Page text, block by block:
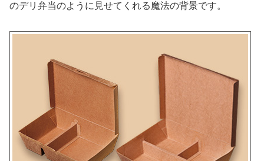
のデリ弁当のように見せてくれる魔法の背景です。